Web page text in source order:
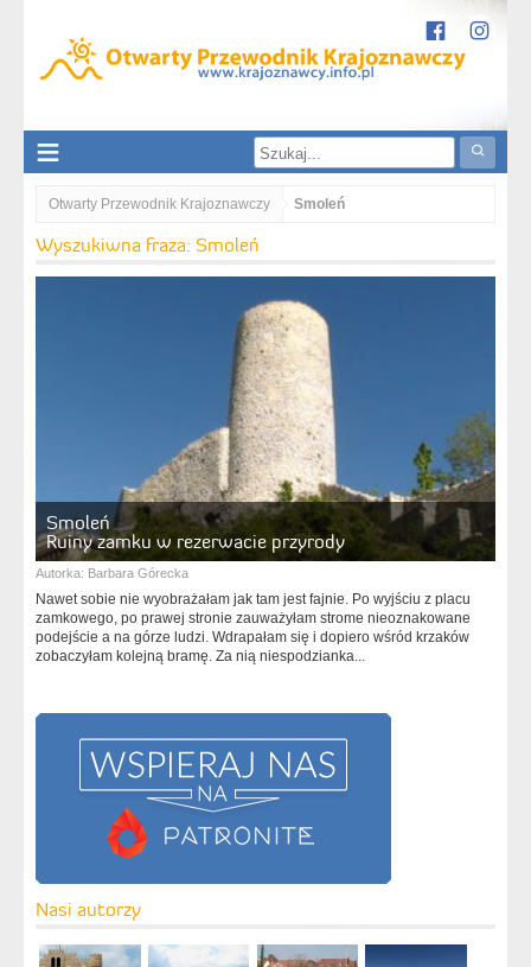
Otwarty Przewodnik Krajoznawczy Smoleń
Wyszukiwna fraza: Smoleń
Smoleń
Ruiny zamku w rezerwacie przyrody
Autorka: Barbara Górecka
Nawet sobie nie wyobrażałam jak tam jest fajnie. Po wyjściu z placu
zamkowego, po prawej stronie zauważyłam strome nieoznakowane
podejście a na górze ludzi. Wdrapałam się i dopiero wśród krzaków
zobaczyłam kolejną bramę. Za nią niespodzianka...
Nasi autorzy